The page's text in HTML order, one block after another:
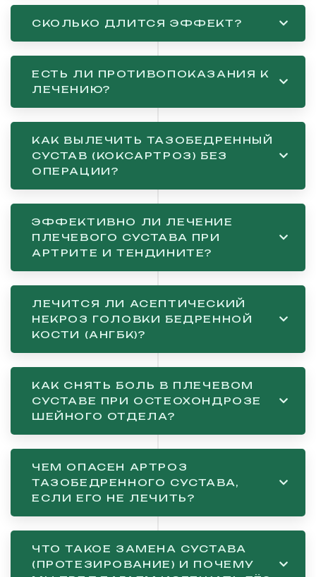
СКОЛЬКО ДЛИТСЯ ЭФФЕКТ?
ЕСТЬ ЛИ ПРОТИВОПОКАЗАНИЯ К
ЛЕЧЕНИЮ?
КАК ВЫЛЕЧИТЬ ТАЗОБЕДРЕННЫЙ
СУСТАВ (КОКСАРТРОЗ) БЕЗ
ОПЕРАЦИИ?
ЭФФЕКТИВНО ЛИ ЛЕЧЕНИЕ
ПЛЕЧЕВОГО СУСТАВА ПРИ
АРТРИТЕ И ТЕНДИНИТЕ?
ЛЕЧИТСЯ ЛИ АСЕПТИЧЕСКИЙ
НЕКРОЗ ГОЛОВКИ БЕДРЕННОЙ
КОСТИ (АНГБК)?
КАК СНЯТЬ БОЛЬ В ПЛЕЧЕВОМ
СУСТАВЕ ПРИ ОСТЕОХОНДРОЗЕ
ШЕЙНОГО ОТДЕЛА?
ЧЕМ ОПАСЕН АРТРОЗ
ТАЗОБЕДРЕННОГО СУСТАВА,
ЕСЛИ ЕГО НЕ ЛЕЧИТЬ?
ЧТО ТАКОЕ ЗАМЕНА СУСТАВА
(ПРОТЕЗИРОВАНИЕ) И ПОЧЕМУ